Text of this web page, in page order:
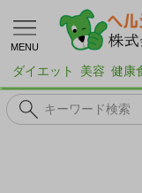
MENU
ダイエット 美容 健康